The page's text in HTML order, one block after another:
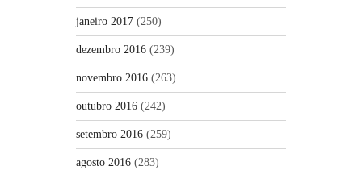
janeiro 2017 (250)
dezembro 2016 (239)
novembro 2016 (263)
outubro 2016 (242)
setembro 2016 (259)
agosto 2016 (283)